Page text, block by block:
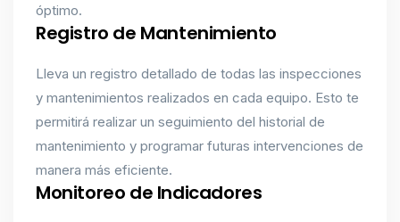
óptimo.
Registro de Mantenimiento
Lleva un registro detallado de todas las inspecciones
y mantenimientos realizados en cada equipo. Esto te
permitirá realizar un seguimiento del historial de
mantenimiento y programar futuras intervenciones de
manera más eficiente.
Monitoreo de Indicadores